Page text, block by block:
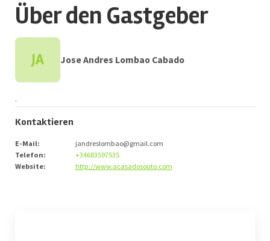
Fotos
Preise
Kontaktieren Sie uns
Über den Gastgeber
JA Jose Andres Lombao Cabado
.
Kontaktieren
E-Mail:
jandreslombao@gmail.com
Telefon:
+34683597535
Website: http://www.acasadosouto.com